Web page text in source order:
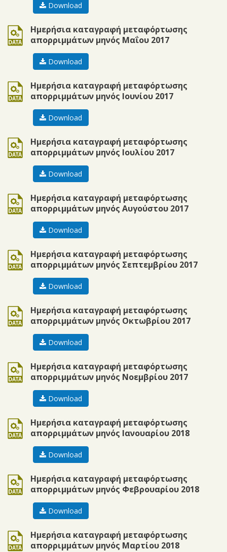
Download
Ημερήσια καταγραφή μεταφόρτωσης
απορριμμάτων μηνός Μαΐου 2017
ods
Download
Ημερήσια καταγραφή μεταφόρτωσης
απορριμμάτων μηνός Ιουνίου 2017
ods
Download
Ημερήσια καταγραφή μεταφόρτωσης
απορριμμάτων μηνός Ιουλίου 2017
ods
Download
Ημερήσια καταγραφή μεταφόρτωσης
απορριμμάτων μηνός Αυγούστου 2017
ods
Download
Ημερήσια καταγραφή μεταφόρτωσης
απορριμμάτων μηνός Σεπτεμβρίου 2017
ods
Download
Ημερήσια καταγραφή μεταφόρτωσης
απορριμμάτων μηνός Οκτωβρίου 2017
ods
Download
Ημερήσια καταγραφή μεταφόρτωσης
απορριμμάτων μηνός Νοεμβρίου 2017
ods
Download
Ημερήσια καταγραφή μεταφόρτωσης
απορριμμάτων μηνός Ιανουαρίου 2018
ods
Download
Ημερήσια καταγραφή μεταφόρτωσης
απορριμμάτων μηνός Φεβρουαρίου 2018
ods
Download
Ημερήσια καταγραφή μεταφόρτωσης
απορριμμάτων μηνός Μαρτίου 2018
ods